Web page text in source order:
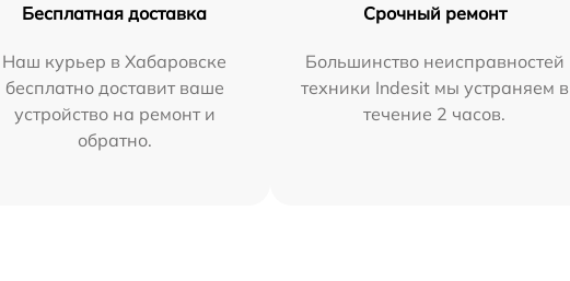
Бесплатная доставка
Наш курьер в Хабаровске
бесплатно доставит ваше
устройство на ремонт и
обратно.
Срочный ремонт
Большинство неисправностей
техники Indesit мы устраняем в
течение 2 часов.